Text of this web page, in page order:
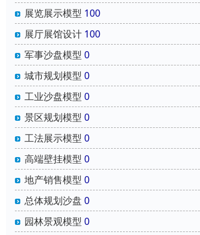
展览展示模型 100
展厅展馆设计 100
军事沙盘模型 0
城市规划模型 0
工业沙盘模型 0
景区规划模型 0
工法展示模型 0
高端壁挂模型 0
地产销售模型 0
总体规划沙盘 0
园林景观模型 0